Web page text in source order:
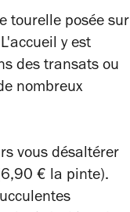
tourelle posée sur
y est
des transats ou
nombreux
vous désaltérer
€ la pinte).